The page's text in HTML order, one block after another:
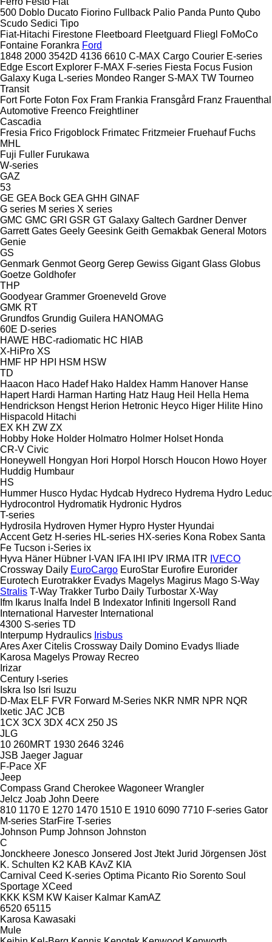
500 Doblo Ducato Fiorino Fullback Palio Panda Punto Qubo
Scudo Sedici Tipo
Fiat-Hitachi Firestone Fleetboard Fleetguard Fliegl
FoMoCo
Fontaine Forankra Ford
1848 2000 3542D 4136 6610 C-MAX Cargo Courier E-series
Edge Escort Explorer F-MAX F-series Fiesta Focus Fusion
Galaxy Kuga L-series Mondeo Ranger S-MAX TW Tourneo
Transit
Fort Forte Foton Fox Fram Frankia Fransgård Franz Frauenthal
Automotive Freenco Freightliner
Cascadia
Fresia Frico Frigoblock Frimatec Fritzmeier Fruehauf Fuchs
MHL
Fuji Fuller Furukawa
W-series
GAZ
53
GE GEA Bock GEA GHH GINAF
G series M series X series
GMC GMC GRI GSR GT Galaxy Galtech Gardner Denver
Garrett Gates Geely Geesink Geith Gemakbak General Motors
Genie
GS
Genmark Genmot Georg Gerep Gewiss Gigant Glass Globus
Goetze Goldhofer
THP
Goodyear Grammer Groeneveld Grove
GMK RT
Grundfos Grundig Guilera HANOMAG
60E D-series
HAWE HBC-radiomatic HC HIAB
X-HiPro XS
HMF HP HPI HSM HSW
TD
Haacon Haco Hadef Hako Haldex Hamm Hanover Hanse
Hapert Hardi Harman Harting Hatz Haug Heil Hella Hema
Hendrickson Hengst Herion Hetronic Heyco Higer Hilite Hino
Hispacold Hitachi
EX KH ZW ZX
Hobby Hoke Holder Holmatro Holmer Holset Honda
CR-V Civic
Honeywell
Hongyan Hori Horpol Horsch Houcon Howo Hoyer
Huddig Humbaur
HS
Hummer Husco Hydac Hydcab Hydreco Hydrema Hydro Leduc
Hydrocontrol Hydromatik Hydronic Hydros
T-series
Hydrosila Hydroven Hymer Hypro Hyster Hyundai
Accent Getz H-series HL-series HX-series Kona Robex Santa
Fe Tucson i-Series ix
Hyva Häner Hübner I-VAN IFA IHI IPV IRMA ITR IVECO
Crossway Daily EuroCargo EuroStar Eurofire Eurorider
Eurotech Eurotrakker Evadys Magelys Magirus Mago S-Way
Stralis T-Way Trakker Turbo Daily Turbostar X-Way
Ifm Ikarus Inalfa Indel B Indexator Infiniti Ingersoll Rand
International Harvester International
4300 S-series TD
Interpump Hydraulics Irisbus
AresAxer Citelis Crossway Daily Domino Evadys
Iliade
Karosa Magelys Proway Recreo
Irizar
Century I-series
Iskra Iso Isri Isuzu
D-Max ELF FVR Forward M-Series NKR NMR NPR NQR
Ixetic JAC JCB
1CX 3CX 3DX 4CX 250 JS
JLG
10 260MRT 1930 2646 3246
JSB Jaeger Jaguar
F-Pace XF
Jeep
Compass Grand Cherokee Wagoneer Wrangler
Jelcz Joab John Deere
810 1170 E 1270 1470 1510 E 1910 6090 7710 F-series Gator
M-series StarFire T-series
Johnson Pump Johnson Johnston
C
Jonckheere Jonesco Jonsered Jost Jtekt Jurid Jörgensen Jöst
K. Schulten K2 KAB KAvZ KIA
Carnival Ceed K-series Optima Picanto Rio Sorento Soul
Sportage XCeed
KKK KSM KW Kaiser Kalmar KamAZ
6520 65115
Karosa Kawasaki
Mule